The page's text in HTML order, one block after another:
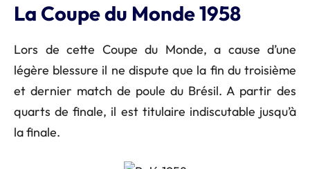
La Coupe du Monde 1958
Lors de cette Coupe du Monde, a cause d’une
légère blessure il ne dispute que la fin du troisième
et dernier match de poule du Brésil. A partir des
quarts de finale, il est titulaire indiscutable jusqu’à
la finale.